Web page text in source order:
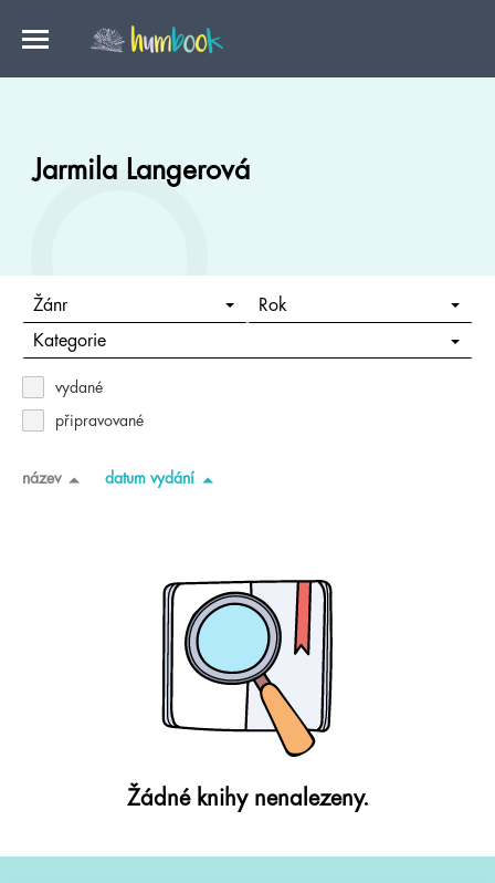
Jarmila Langerová
Žánr Rok
Kategorie
vydané
připravované
název datum vydání
Žádné knihy nenalezeny.